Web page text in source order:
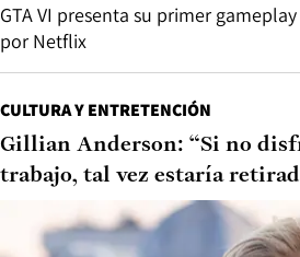
GTA VI presenta su primer
por Netflix
CULTURA Y ENTRETENCIÓN
Gillian Anderson: “Si no
trabajo, tal vez estaría